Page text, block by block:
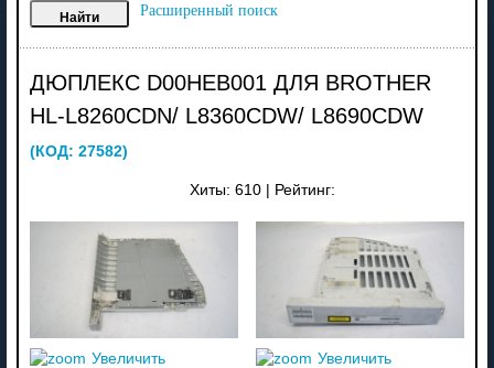
Расширенный поиск
ДЮПЛЕКС D00HEB001 ДЛЯ BROTHER
HL-L8260CDN/ L8360CDW/ L8690CDW
(КОД: 27582)
Хиты: 610 Рейтинг:
Увеличить
Увеличить